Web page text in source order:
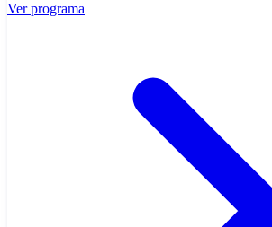
Ver programa